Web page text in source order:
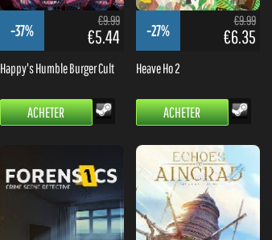
-37%
€9.99
€5.44
Happy's Humble Burger Cult
ACHETER
-27%
€9.99
€6.35
Heave Ho 2
ACHETER